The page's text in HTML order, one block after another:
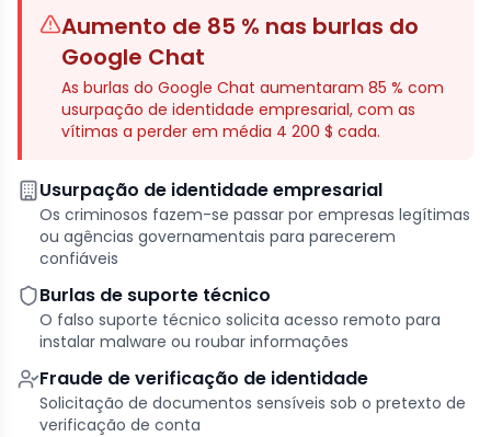
Aumento de 85 % nas burlas do
Google Chat
As burlas do Google Chat aumentaram 85 % com
usurpação de identidade empresarial, com as
vítimas a perder em média 4 200 $ cada.
Usurpação de identidade empresarial
Os criminosos fazem-se passar por empresas legítimas
ou agências governamentais para parecerem
confiáveis
Burlas de suporte técnico
O falso suporte técnico solicita acesso remoto para
instalar malware ou roubar informações
Fraude de verificação de identidade
Solicitação de documentos sensíveis sob o pretexto de
verificação de conta